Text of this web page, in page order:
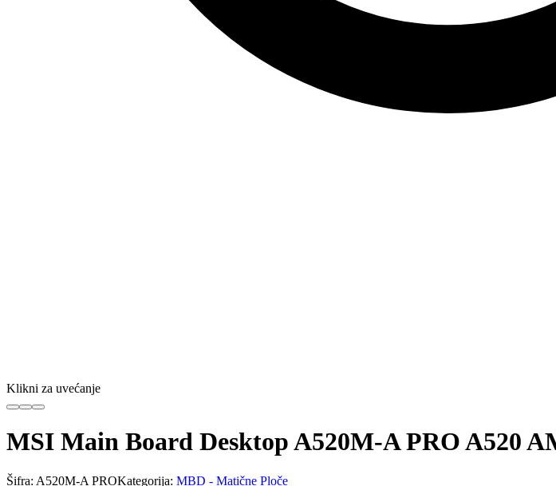
Klikni za uvećanje
MSI Main Board Desktop A520M-A PRO A520
Šifra: A520M-A PROKategorija: MBD - Matične Ploče